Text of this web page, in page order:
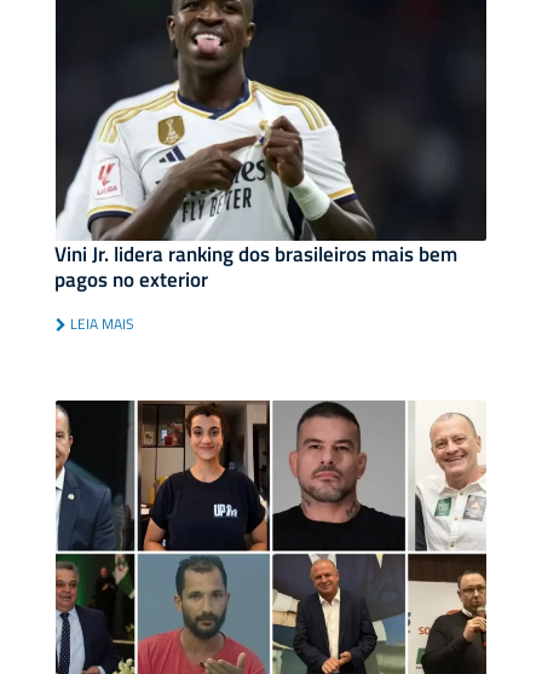
Vini Jr. lidera ranking dos brasileiros mais bem
pagos no exterior
LEIA MAIS